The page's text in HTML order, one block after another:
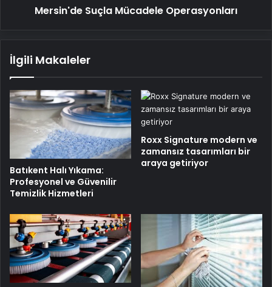
Mersin'de Suçla Mücadele Operasyonları
İlgili Makaleler
Batıkent Halı Yıkama:
Profesyonel ve Güvenilir
Temizlik Hizmetleri
Roxx Signature modern ve
zamansız tasarımları bir
araya getiriyor